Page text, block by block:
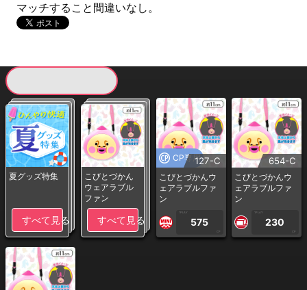
マッチすること間違いなし。
夏グッズ特集
すべて見る
こびとづかん
ウェアラブル
ファン
すべて見る
CP専用127-C
こびとづかんウ
ェアラブルファ
ン
1PLAY
575
CP
654-C
こびとづかんウ
ェアラブルファ
ン
1PLAY
230
CP